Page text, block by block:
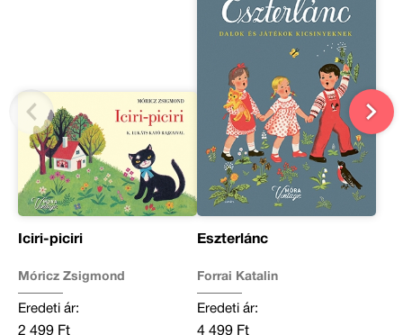
Iciri-piciri
Móricz Zsigmond
Eredeti ár:
2 499 Ft
Eszterlánc
Forrai Katalin
Eredeti ár:
4 499 Ft